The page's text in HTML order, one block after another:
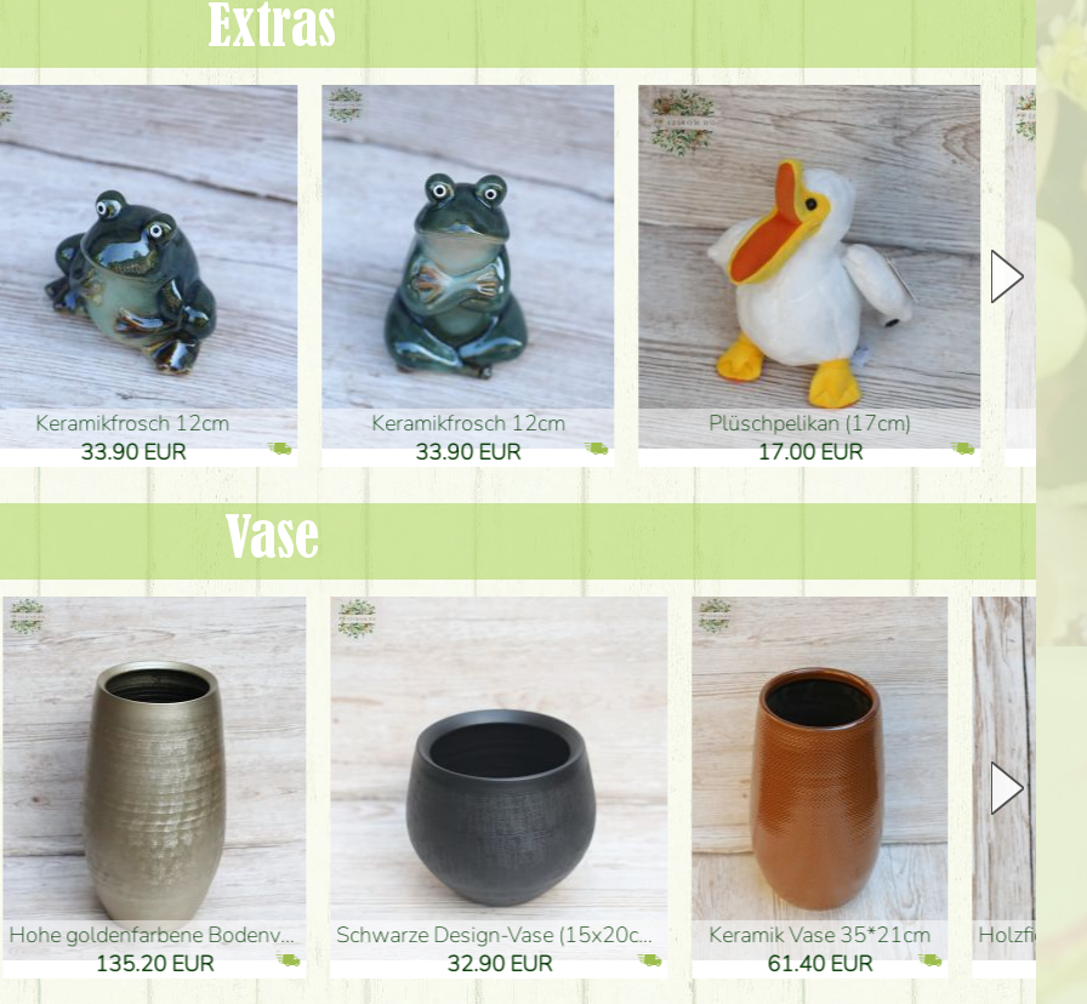
Extras
12cm
EUR
Keramikfrosch 12cm
33.90 EUR
Plüschpelikan (17cm)
17.00 EUR
Vase
(50x29cm)
schwarze Design-Vase (15x20cm)
32.90 EUR
Keramik Vase 35*21cm
61.40 EUR
Holzfigur für Schulabgänger (10
3.80 EUR